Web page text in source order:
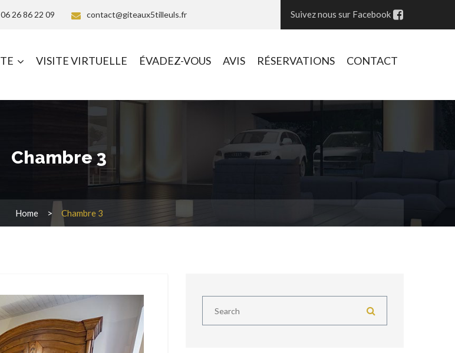
26 86 22 09 contact@giteaux5tilleuls.fr Suivez nous sur Facebook
VISITE VIRTUELLE ÉVADEZ-VOUS AVIS RÉSERVATIONS CONTACT
Chambre 3
Home Chambre 3